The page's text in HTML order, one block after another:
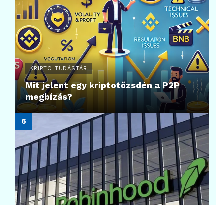
KRIPTO TUDÁSTÁR
Mit jelent egy kriptotőzsdén a P2P
megbízás?